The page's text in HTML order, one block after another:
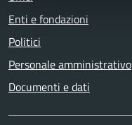
Enti e fondazioni
Politici
Personale amministrativo
Documenti e dati